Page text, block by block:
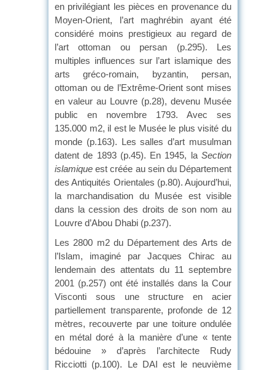
en privilégiant les pièces en provenance du
Moyen-Orient, l’art maghrébin ayant été
considéré moins prestigieux au regard de
l’art ottoman ou persan (p.295). Les
multiples influences sur l’art islamique des
arts gréco-romain, byzantin, persan,
ottoman ou de l’Extrême-Orient sont mises
en valeur au Louvre (p.28), devenu Musée
public en novembre 1793. Avec ses
135.000 m2, il est le Musée le plus visité du
monde (p.163). Les salles d’art musulman
datent de 1893 (p.45). En 1945, la Section
islamique est créée au sein du Département
des Antiquités Orientales (p.80). Aujourd’hui,
la marchandisation du Musée est visible
dans la cession des droits de son nom au
Louvre d’Abou Dhabi (p.237).
Les 2800 m2 du Département des Arts de
l’Islam, imaginé par Jacques Chirac au
lendemain des attentats du 11 septembre
2001 (p.257) ont été installés dans la Cour
Visconti sous une structure en acier
partiellement transparente, profonde de 12
mètres, recouverte par une toiture ondulée
en métal doré à la manière d’une « tente
bédouine » d’après l’architecte Rudy
Ricciotti (p.100). Le DAI est le neuvième